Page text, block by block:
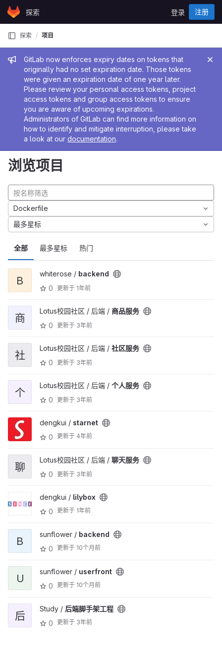
Skip to content
GitLab探索 登录 注册
管理员消息
GitLab now enforces expiry dates on tokens that
originally had no set expiration date. Those tokens
were given an expiration date of one year later.
Please review your personal access tokens, project
access tokens and group access tokens to ensure
you are aware of upcoming expirations.
Administrators of GitLab can find more information on
how to identify and mitigate interruption, please take
a look at our documentation.
探索 项目
浏览项目
全部 最多星标 热门
Dockerfile
最多星标
B
whiterose / backend
0 更新于 1年前
商
Lotus校园社区 / 后端 / 商品服务
0 更新于 3年前
社
Lotus校园社区 / 后端 / 社区服务
0 更新于 3年前
个
Lotus校园社区 / 后端 / 个人服务
0 更新于 3年前
dengkui / starnet
0 更新于 4年前
聊
Lotus校园社区 / 后端 / 聊天服务
0 更新于 3年前
dengkui / lilybox
0 更新于 1年前
B
sunflower / backend
0 更新于 10个月前
U
sunflower / userfront
0 更新于 10个月前
后
Study / 后端脚手架工程
0 更新于 3年前